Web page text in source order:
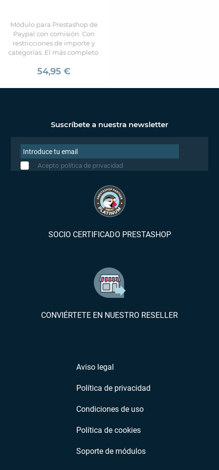
Módulo para Prestashop de
Paypal con comisión. Con
restricciones de importe y
categorías. El más completo.
54,95 €
Suscríbete a nuestra newsletter
Acepto política de privacidad
SOCIO CERTIFICADO PRESTASHOP
CONVIÉRTETE EN NUESTRO RESELLER
Aviso legal
Política de privacidad
Condiciones de uso
Política de cookies
Soporte de módulos